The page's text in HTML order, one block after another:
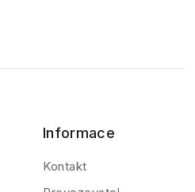
Informace
Kontakt